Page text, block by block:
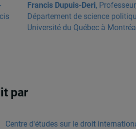
Francis Dupuis-Deri,
Département de science
Université du Québec à Montréal
par
Centre d'études sur le droit